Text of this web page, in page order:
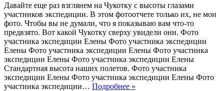
Давайте еще раз взглянем на Чукотку с высоты глазами
участников экспедиции. В этом фотоотчете только их, не мои
фото. Чтобы вы не думали, что я показываю вам что-то
предвзято. Вот какой Чукотку сверху увидели они. Фото
участника экспедиции Елены Фото участника экспедиции
Елены Фото участника экспедиции Елены Фото участника
экспедиции Елены Фото участника экспедиции Елены
Стандартная высота наших полетов. Фото участника
экспедиции Елены Фото участника экспедиции Елены Фото
участника экспедиции… Подробнее »